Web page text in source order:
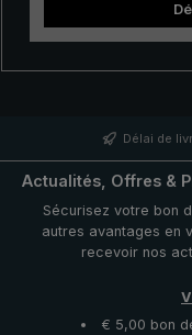
d'averse qui
Délai de
Actualités, Offres &
Sécurisez votre bon
autres avantages en
recevoir nos
€ 5,00 bon